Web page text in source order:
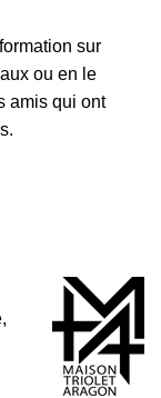
sur
ou en le
amis qui ont